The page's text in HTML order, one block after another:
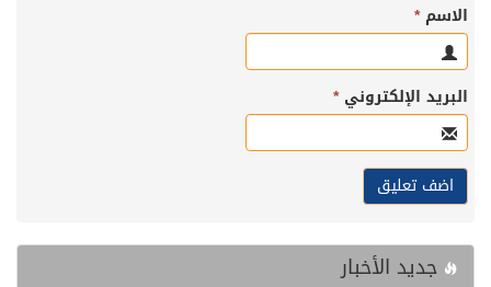
الاسم*
البريد الإلكتروني*
جديد الأخبار